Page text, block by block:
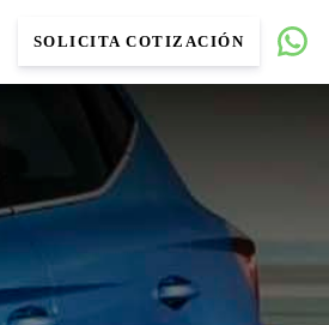
SOLICITA COTIZACIÓN